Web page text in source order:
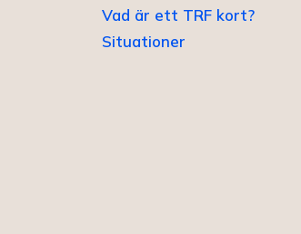
Vad är ett TRF kort?
Situationer